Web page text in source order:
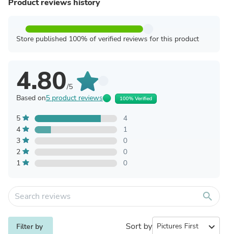
Product reviews history
Store published 100% of verified reviews for this product
4.80/5
Based on5 product reviews 100% Verified
5
4
4
1
3
0
2
0
1
0
search
Filter by Sort by expand_more